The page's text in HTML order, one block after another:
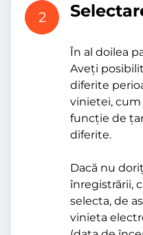
2
În al doilea
Aveți
diferite
vinietei, cum
funcție de
diferite.
Dacă nu
înregistrării,
selecta, de
vinieta